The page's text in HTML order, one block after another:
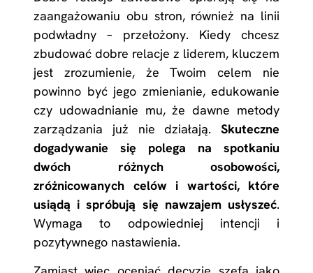
zaangażowaniu obu stron, również na linii
podwładny – przełożony. Kiedy chcesz
zbudować dobre relacje z liderem, kluczem
jest zrozumienie, że Twoim celem nie
powinno być jego zmienianie, edukowanie
czy udowadnianie mu, że dawne metody
zarządzania już nie działają. Skuteczne
dogadywanie się polega na spotkaniu
dwóch różnych osobowości,
zróżnicowanych celów i wartości, które
usiądą i spróbują się nawzajem usłyszeć.
Wymaga to odpowiedniej intencji i
pozytywnego nastawienia.